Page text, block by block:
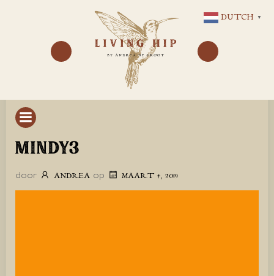
NAAR
DE
INHOUD
MINDY3
door ANDREA op MAART 4, 2019
DUTCH ▼